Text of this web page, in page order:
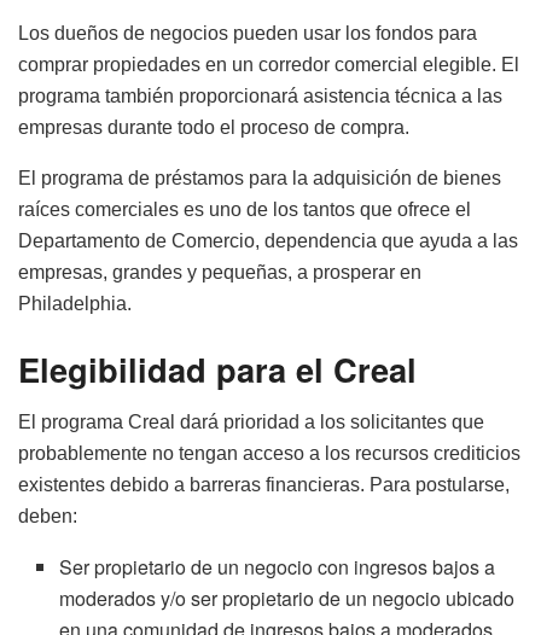
Los dueños de negocios pueden usar los fondos para
comprar propiedades en un corredor comercial elegible. El
programa también proporcionará asistencia técnica a las
empresas durante todo el proceso de compra.
El programa de préstamos para la adquisición de bienes
raíces comerciales es uno de los tantos que ofrece el
Departamento de Comercio, dependencia que ayuda a las
empresas, grandes y pequeñas, a prosperar en
Philadelphia.
Elegibilidad para el Creal
El programa Creal dará prioridad a los solicitantes que
probablemente no tengan acceso a los recursos crediticios
existentes debido a barreras financieras. Para postularse,
deben:
Ser propietario de un negocio con ingresos bajos a
moderados y/o ser propietario de un negocio ubicado